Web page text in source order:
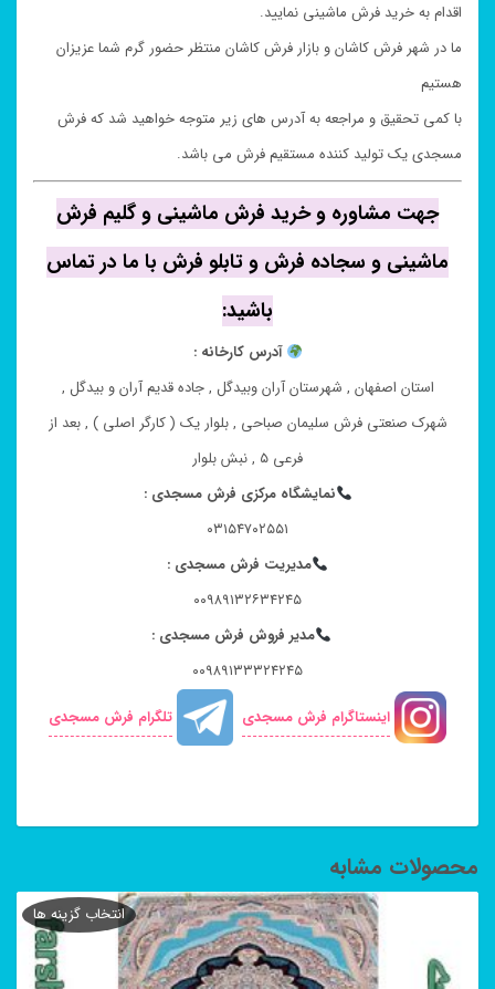
اقدام به خرید فرش ماشینی نمایید.
ما در شهر فرش کاشان و بازار فرش کاشان منتظر حضور گرم شما عزیزان
هستیم
با کمی تحقیق و مراجعه به آدرس های زیر متوجه خواهید شد که فرش
مسجدی یک تولید کننده مستقیم فرش می باشد.
جهت مشاوره و خرید فرش ماشینی و گلیم فرش
ماشینی و سجاده فرش و تابلو فرش با ما در تماس
باشید:
آدرس کارخانه :
استان اصفهان , شهرستان آران وبیدگل , جاده قدیم آران و بیدگل ,
شهرک صنعتی فرش سلیمان صباحی , بلوار یک ( کارگر اصلی ) , بعد از
فرعی ۵ , نبش بلوار
نمایشگاه مرکزی فرش مسجدی :
۰۳۱۵۴۷۰۲۵۵۱
مدیریت فرش مسجدی :
۰۰۹۸۹۱۳۲۶۳۴۲۴۵
مدیر فروش فرش مسجدی :
۰۰۹۸۹۱۳۳۳۲۴۲۴۵
اینستاگرام فرش مسجدی
تلگرام فرش مسجدی
محصولات مشابه
انتخاب گزینه ها